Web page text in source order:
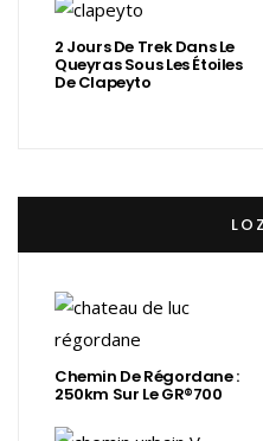
2 Jours De Trek Dans Le
Queyras Sous Les Étoiles
De Clapeyto
Chemin De Régordane :
250km Sur Le GR®700